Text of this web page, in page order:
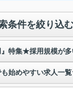
条件を絞り込む
特集★採用規模が多
始めやすい求人一